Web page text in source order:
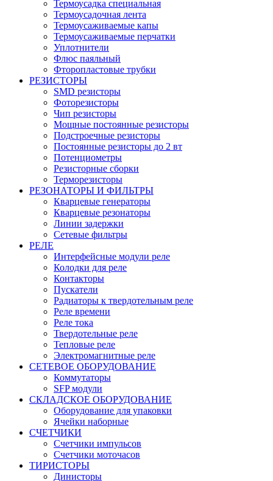
Термоусадка специальная
Термоусадочная лента
Термоусаживаемые капы
Термоусаживаемые перчатки
Уплотнители
Флюс паяльный
Фторопластовые трубки
РЕЗИСТОРЫ
SMD резисторы
Фоторезисторы
Чип резисторы
Мощные постоянные резисторы
Подстроечные резисторы
Постоянные резисторы до 2 вт
Потенциометры
Резисторные сборки
Терморезисторы
РЕЗОНАТОРЫ И ФИЛЬТРЫ
Кварцевые генераторы
Кварцевые резонаторы
Линии задержки
Сетевые фильтры
РЕЛЕ
Интерфейсные модули реле
Колодки для реле
Контакторы
Пускатели
Радиаторы к твердотельным реле
Реле времени
Реле тока
Твердотельные реле
Тепловые реле
Электромагнитные реле
СЕТЕВОЕ ОБОРУДОВАНИЕ
Коммутаторы
SFP модули
СКЛАДСКОЕ ОБОРУДОВАНИЕ
Оборудование для упаковки
Ячейки наборные
СЧЕТЧИКИ
Счетчики импульсов
Счетчики моточасов
ТИРИСТОРЫ
Динисторы